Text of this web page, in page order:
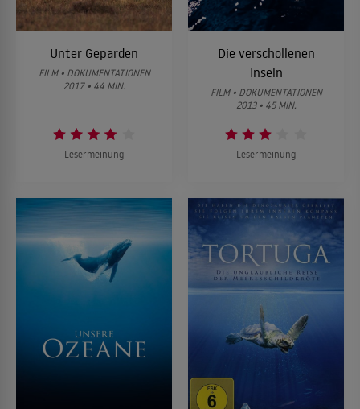
Unter Geparden
FILM • DOKUMENTATIONEN
2017 • 44 MIN.
Lesermeinung
Die verschollenen
Inseln
FILM • DOKUMENTATIONEN
2013 • 45 MIN.
Lesermeinung